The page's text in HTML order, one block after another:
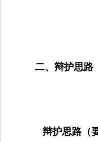
二、辩护思路
辩护思路（